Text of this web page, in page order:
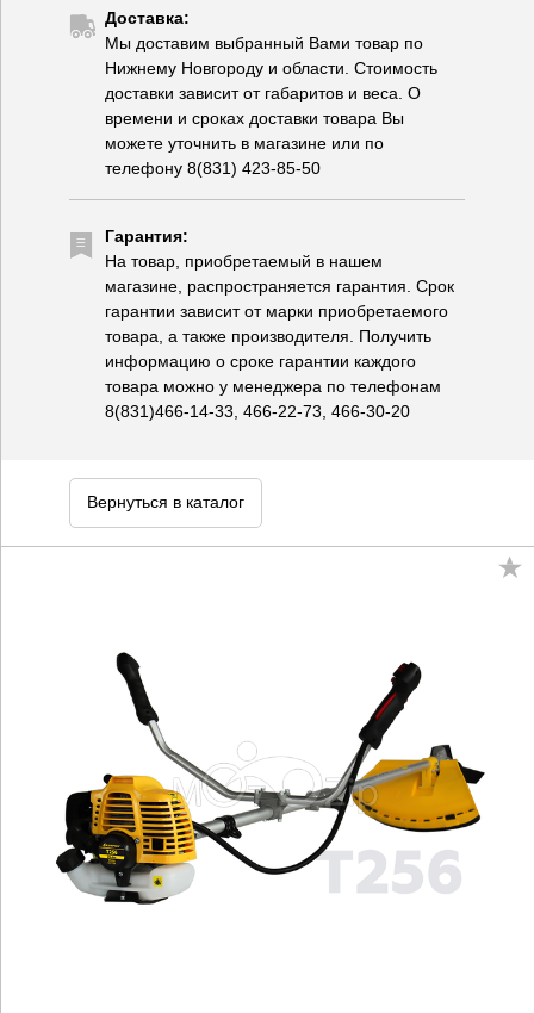
Доставка:
Мы доставим выбранный Вами товар по
Нижнему Новгороду и области. Стоимость
доставки зависит от габаритов и веса. О
времени и сроках доставки товара Вы
можете уточнить в магазине или по
телефону 8(831) 423-85-50
Гарантия:
На товар, приобретаемый в нашем
магазине, распространяется гарантия. Срок
гарантии зависит от марки приобретаемого
товара, а также производителя. Получить
информацию о сроке гарантии каждого
товара можно у менеджера по телефонам
8(831)466-14-33, 466-22-73, 466-30-20
Вернуться в каталог